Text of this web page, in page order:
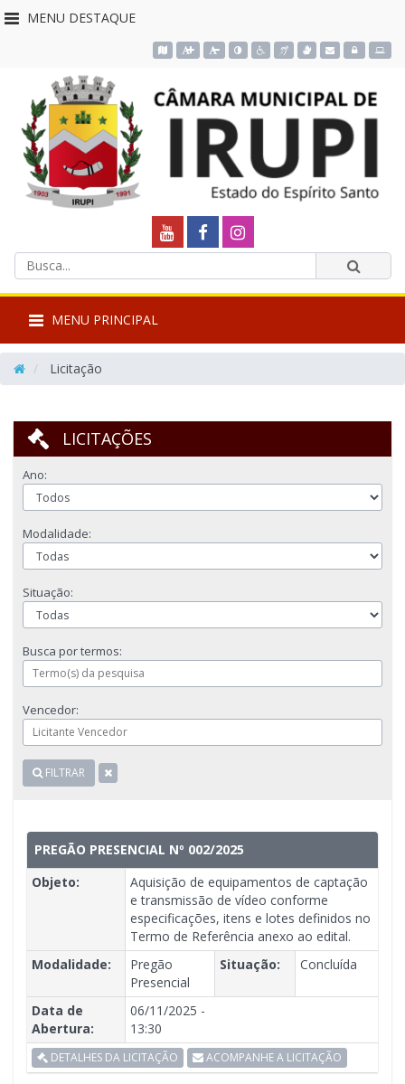
MENU DESTAQUE
Acessar o mapa do site
Ação para aumentar tamanho da fonte do site
Ação para diminuir tamanho da fonte do site
Ação para aplicar auto contraste no site
Acessar página sobre acessibilidade
Acessar página sobre NVDA -
Acessar página sobre
Acessar Webmail
Acessar
Câmara
Municipal
de
Irupi
-
Link
para
página
inicial
para
Link
para
Link
para
Termos
da
busca
MENU PRINCIPAL
Licitação
LICITAÇÕES
Ano:
Modalidade:
Situação:
Busca por termos:
Vencedor:
FILTRAR
PREGÃO PRESENCIAL Nº 002/2025
Objeto:
Aquisição de equipamentos de captação
e transmissão de vídeo conforme
especificações, itens e lotes definidos no
Termo de Referência anexo ao edital.
Modalidade:
Pregão
Presencial
Situação: Concluída
Data de
Abertura:
06/11/2025 -
13:30
DETALHES DA LICITAÇÃO ACOMPANHE A LICITAÇÃO